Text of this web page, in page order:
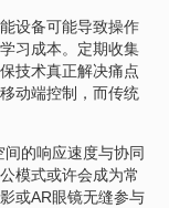
设备可能导致操作
习成本。定期收集
技术真正解决痛点
动端控制，而传统
的响应速度与协同
模式或许会成为常
或AR眼镜无缝参与